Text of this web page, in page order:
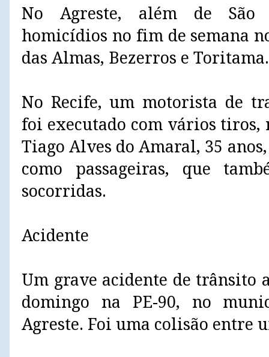
No Agreste, além de São
homicídios no fim de semana
das Almas, Bezerros e Toritama.
No Recife, um motorista de
foi executado com vários
Tiago Alves do Amaral, 35
como passageiras, que
socorridas.
Acidente
Um grave acidente de trânsito
domingo na PE-90, no
Agreste. Foi uma colisão entre